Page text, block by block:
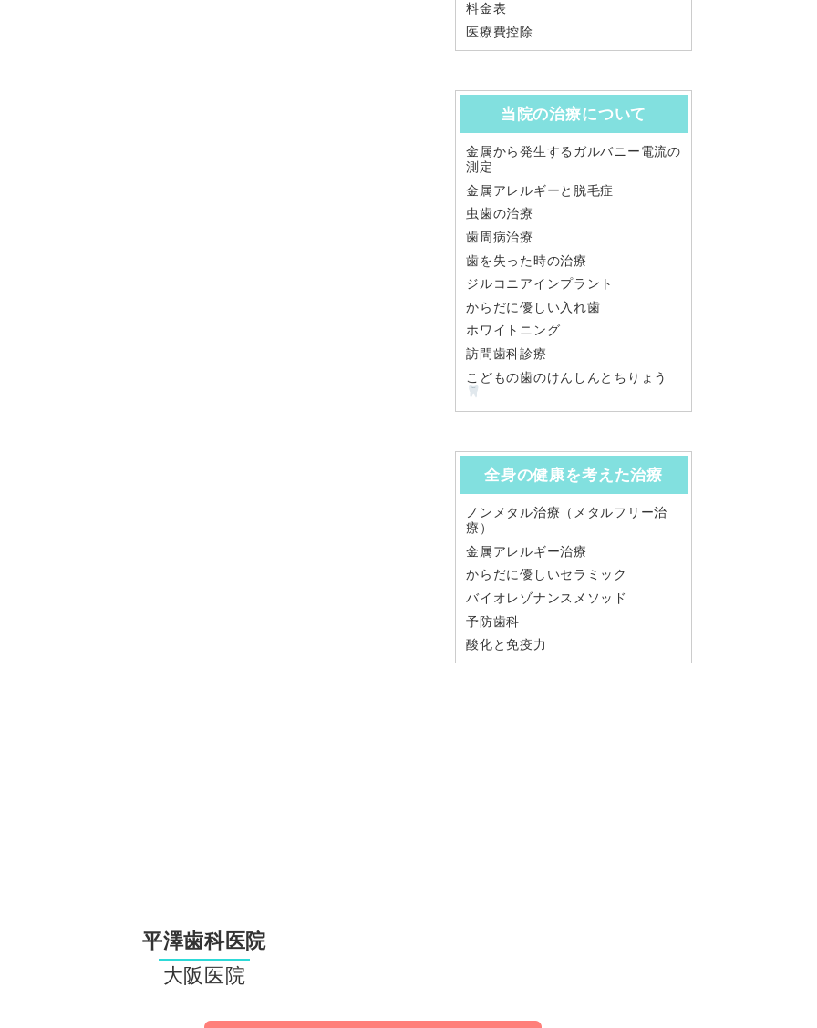
料金表
医療費控除
当院の治療について
金属から発生するガルバニー電流の
測定
金属アレルギーと脱毛症
虫歯の治療
歯周病治療
歯を失った時の治療
ジルコニアインプラント
からだに優しい入れ歯
ホワイトニング
訪問歯科診療
こどもの歯のけんしんとちりょう
全身の健康を考えた治療
ノンメタル治療（メタルフリー治
療）
金属アレルギー治療
からだに優しいセラミック
バイオレゾナンスメソッド
予防歯科
酸化と免疫力
平澤歯科医院
大阪医院